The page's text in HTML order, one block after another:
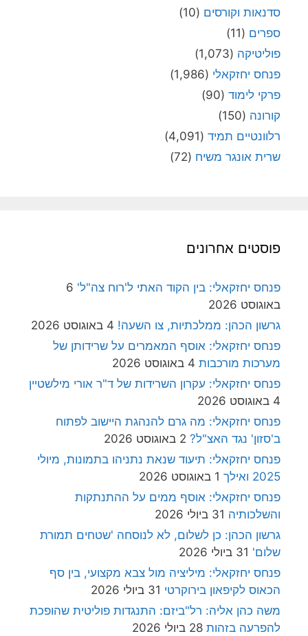
סדנאות וקורסים (10)
ספרים (11)
פוליטיקה (1,073)
פנחס יחזקאלי (1,986)
פרקי לימוד (90)
קורונה (150)
רלוונטיים תמיד (4,091)
שרית אונגר משיח (72)
פוסטים אחרונים
פנחס יחזקאלי: בין הקוד האתי ל'רוח צה"ל' 6
באוגוסט 2026
גרשון הכהן: ממלכתיות, צו השעה! 4 באוגוסט 2026
פנחס יחזקאלי: אוסף המאמרים על שרידותן של
מערכות מורכבות 4 באוגוסט 2026
פנחס יחזקאלי: עקרון השרידות של ד"ר אורי מילשטיין
4 באוגוסט 2026
פנחס יחזקאלי: מה גרם להנהגת היישוב לפתוח
ב'סזון' נגד האצ"ל? 2 באוגוסט 2026
פנחס יחזקאלי: תיעוד שנאת נתניהו בתמונות, מיולי
2025 ואילך
1 באוגוסט 2026
פנחס יחזקאלי: אוסף ממים על ההתנתקות
והשלכותיה 31 ביולי 2026
גרשון הכהן: כן לשלום, לא לנוסחה 'שטחים תמורת
שלום' 31 ביולי 2026
פנחס יחזקאלי: מיליציה מול צבא מקצועי, בין סף
הכאוס לקיפאון בירוקרטי 31 ביולי 2026
משה כהן אליה: רל"ביזם: התנגדות פוליטית שהופכת
להפרעה בזהות 28 ביולי 2026